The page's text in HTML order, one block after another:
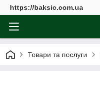
https://baksic.com.ua
Товари та послуги